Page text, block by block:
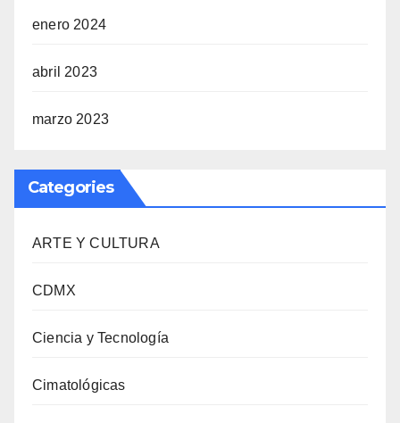
enero 2024
abril 2023
marzo 2023
Categories
ARTE Y CULTURA
CDMX
Ciencia y Tecnología
Cimatológicas